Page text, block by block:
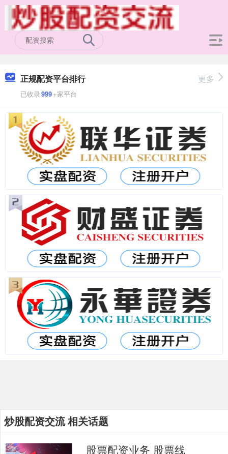
正规配资平台排行
已收录999+家平台
更多
炒股配资交流 相关话题
股票配资业务 股票线